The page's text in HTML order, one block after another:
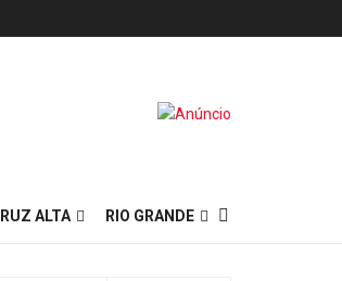
ALTA RIO GRANDE